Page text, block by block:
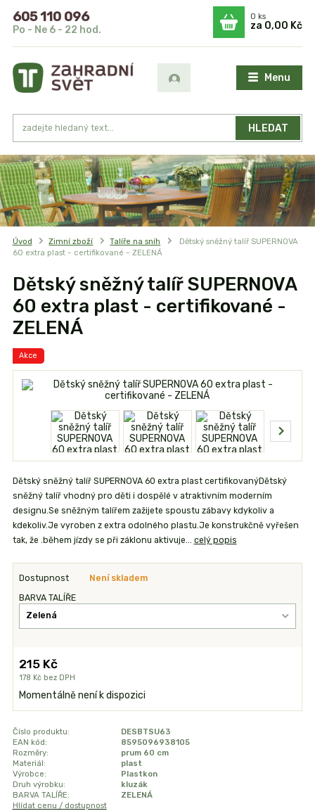
Menu
HLEDAT
605 110 096
Po - Ne 6 - 22 hod.
0ks
za 0,00 Kč
Úvod Zimní zboží Talíře na sníh
Dětský sněžný talíř SUPERNOVA
60 extra plast - certifikované - ZELENÁ
Dětský sněžný talíř SUPERNOVA
60 extra plast - certifikované -
ZELENÁ
Akce
Dětský sněžný talíř SUPERNOVA 60 extra plast certifikovanýDětský
sněžný talíř vhodný pro děti i dospělé v atraktivním moderním
designu.Se sněžným talířem zažijete spoustu zábavy kdykoliv a
kdekoliv.Je vyroben z extra odolného plastu.Je konstrukčně vyřešen
tak, že .během jízdy se při záklonu aktivuje... celý popis
Dostupnost Není skladem
BARVA TALÍŘE
215 Kč
178 Kč bez DPH
Momentálně není k dispozici
Číslo produktu:
DESBTSU63
EAN kód:
8595096938105
Rozměry:
prum 60 cm
Materiál:
plast
Výrobce:
Plastkon
Druh výrobku:
kluzák
BARVA TALÍŘE:
ZELENÁ
Hlídat cenu / dostupnost